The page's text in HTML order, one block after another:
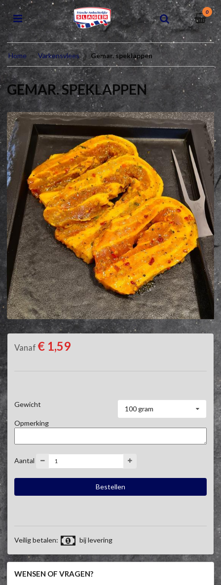
0
Home Varkensvlees Gemar. speklappen
GEMAR. SPEKLAPPEN
Vanaf € 1,59
Gewicht
100 gram
Opmerking
Aantal
Veilig betalen: bij levering
WENSEN OF VRAGEN?